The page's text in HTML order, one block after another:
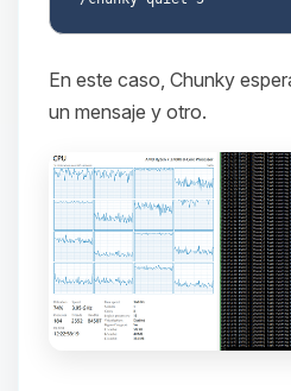
En este caso, Chunky
un mensaje y otro.